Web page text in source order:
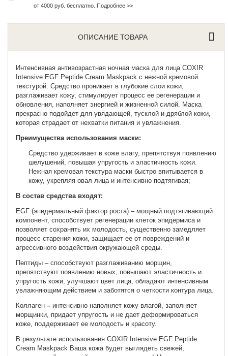
от 4000 руб. бесплатно. Подробнее >>
ОПИСАНИЕ ТОВАРА
Интенсивная антивозрастная ночная маска для лица COXIR
Intensive EGF Peptide Cream Maskpack с нежной кремовой
текстурой. Средство проникает в глубокие слои кожи,
разглаживает кожу, стимулирует процесс ее регенерации и
обновления, наполняет энергией и жизненной силой. Маска
прекрасно подойдет для увядающей, тусклой и дряблой кожи,
которая страдает от нехватки питания и увлажнения.
Преимущества использования маски:
Средство удерживает в коже влагу, препятствуя появлению
шелушений, повышая упругость и эластичность кожи.
Нежная кремовая текстура маски быстро впитывается в
кожу, укрепляя овал лица и интенсивно подтягивая;
В состав средства входят:
EGF (эпидермальный фактор роста) – мощный подтягивающий
компонент, способствует регенерации клеток эпидермиса и
позволяет сохранять их молодость, существенно замедляет
процесс старения кожи, защищает ее от повреждений и
агрессивного воздействия окружающей среды.
Пептиды – способствуют разглаживанию морщин,
препятствуют появлению новых, повышают эластичность и
упругость кожи, улучшают цвет лица, обладают интенсивным
увлажняющим действием и заботятся о четкости контура лица.
Коллаген – интенсивно наполняет кожу влагой, заполняет
морщинки, придает упругость и не дает деформироваться
коже, поддерживает ее молодость и красоту.
В результате использования COXIR Intensive EGF Peptide
Cream Maskpack Ваша кожа будет выглядеть свежей,